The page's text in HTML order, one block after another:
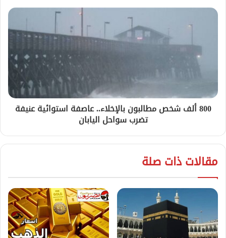
800 ألف شخص مطالبون بالإخلاء.. عاصفة استوائية عنيفة
تضرب سواحل اليابان
مقالات ذات صلة